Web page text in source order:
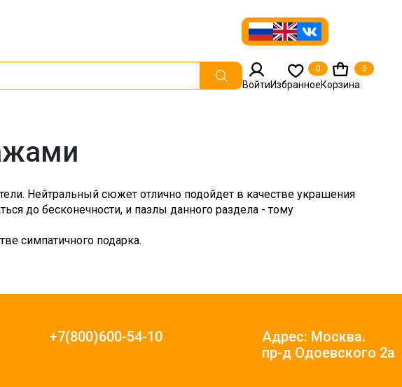
ВойтиИзбранное
0
Корзина
0
Нейтральный сюжет отлично подойдет в качестве украшения
до бесконечности, и пазлы данного раздела - тому
симпатичного подарка.
+7(800)600-54-10
Адрес: Москва.
пр-д Одоевского 2а